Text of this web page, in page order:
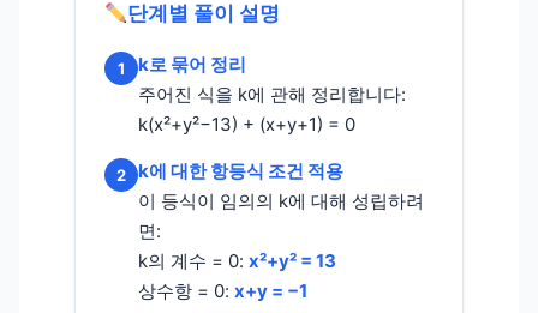
단계별 풀이 설명
1
k로 묶어 정리
주어진 식을 k에 관해 정리합니다:
k(x²+y²−13) + (x+y+1) = 0
2
k에 대한 항등식 조건 적용
이 등식이 임의의 k에 대해 성립하려
면:
k의 계수 = 0: x²+y² = 13
상수항 = 0: x+y = −1